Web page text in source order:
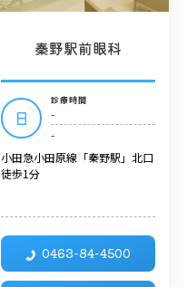
秦野駅前眼科
日
診療時間
-
-
小田急小田原線「秦野駅」北口
徒歩1分
0463-84-4500